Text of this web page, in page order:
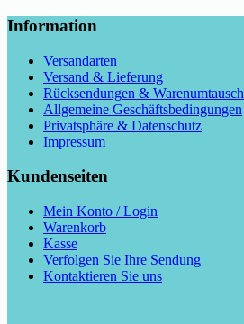
Information
Versandarten
Versand & Lieferung
Rücksendungen & Warenumtausch
Allgemeine Geschäftsbedingungen
Privatsphäre & Datenschutz
Impressum
Kundenseiten
Mein Konto / Login
Warenkorb
Kasse
Verfolgen Sie Ihre Sendung
Kontaktieren Sie uns